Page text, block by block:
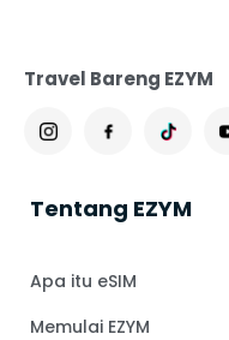
Travel Bareng EZYM
Tentang EZYM
Apa itu eSIM
Memulai EZYM